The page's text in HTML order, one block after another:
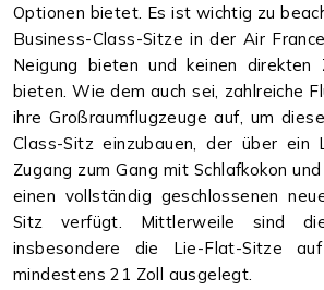
Optionen bietet. Es ist wichtig zu
Business-Class-Sitze in der Air
Neigung bieten und keinen direkten
bieten. Wie dem auch sei, zahlreiche
ihre Großraumflugzeuge auf, um
Class-Sitz einzubauen, der über ein
Zugang zum Gang mit Schlafkokon
einen vollständig geschlossenen
Sitz verfügt. Mittlerweile sind
insbesondere die Lie-Flat-Sitze
mindestens 21 Zoll ausgelegt.